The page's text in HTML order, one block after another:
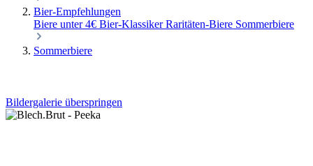
Bier-Empfehlungen
Biere unter 4€ Bier-KlassikerRaritäten-Biere Sommerbiere
Sommerbiere
Bildergalerie überspringen